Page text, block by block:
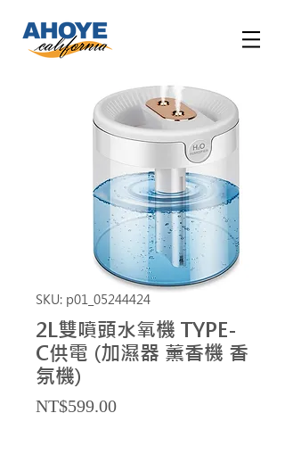
SKU: p01_05244424
2L雙噴頭水氧機 TYPE-
C供電 (加濕器 薰香機 香
氛機)
NT$599.00Price